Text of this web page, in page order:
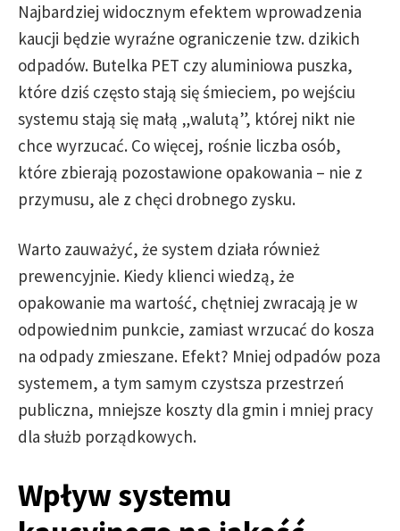
Najbardziej widocznym efektem wprowadzenia
kaucji będzie wyraźne ograniczenie tzw. dzikich
odpadów. Butelka PET czy aluminiowa puszka,
które dziś często stają się śmieciem, po wejściu
systemu stają się małą „walutą”, której nikt nie
chce wyrzucać. Co więcej, rośnie liczba osób,
które zbierają pozostawione opakowania – nie z
przymusu, ale z chęci drobnego zysku.
Warto zauważyć, że system działa również
prewencyjnie. Kiedy klienci wiedzą, że
opakowanie ma wartość, chętniej zwracają je w
odpowiednim punkcie, zamiast wrzucać do kosza
na odpady zmieszane. Efekt? Mniej odpadów poza
systemem, a tym samym czystsza przestrzeń
publiczna, mniejsze koszty dla gmin i mniej pracy
dla służb porządkowych.
Wpływ systemu